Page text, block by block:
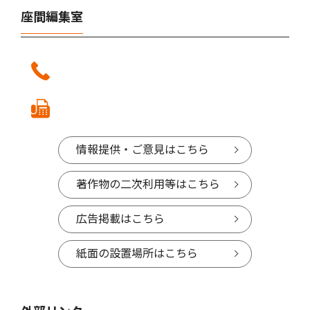
座間編集室
情報提供・ご意見はこちら
著作物の二次利用等はこちら
広告掲載はこちら
紙面の設置場所はこちら